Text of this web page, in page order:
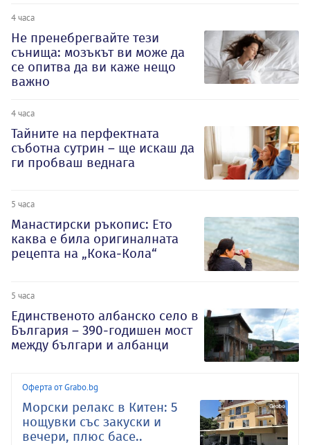
4 часа
Не пренебрегвайте тези
сънища: мозъкът ви може да
се опитва да ви каже нещо
важно
4 часа
Тайните на перфектната
съботна сутрин – ще искаш да
ги пробваш веднага
5 часа
Манастирски ръкопис: Ето
каква е била оригиналната
рецепта на „Кока-Кола“
5 часа
Единственото албанско село в
България – 390-годишен мост
между българи и албанци
Оферта от Grabo.bg
Морски релакс в Китен: 5
нощувки със закуски и
вечери, плюс басе..